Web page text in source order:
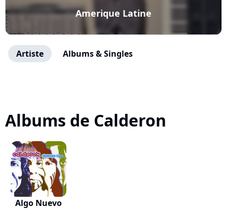
Amerique Latine
Artiste Albums & Singles
Albums de Calderon
Algo Nuevo